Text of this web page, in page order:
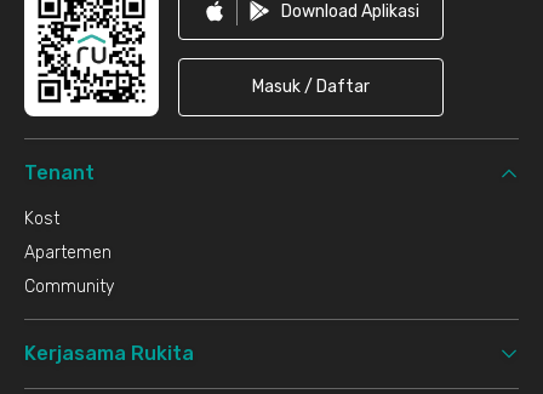
Download Aplikasi
Masuk / Daftar
Tenant
Kost
Apartemen
Community
Kerjasama Rukita